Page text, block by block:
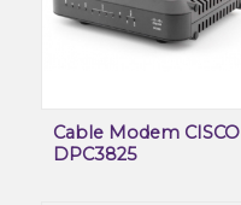
Cable Modem CISCO
DPC3825